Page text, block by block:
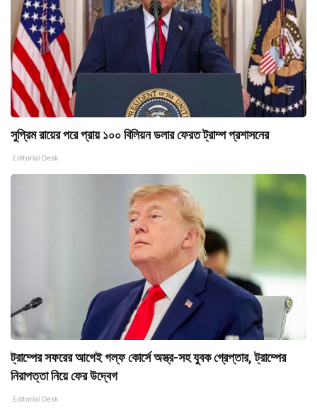
সুপ্রিম রায়ের পরে প্রায় ১০০ বিলিয়ন ডলার ফেরত ট্রাম্প প্রশাসনের
Editorial Desk
ট্রাম্পের সফরের আগেই গল্‌ফ কোর্সে অস্ত্র-সহ যুবক গ্রেপ্তার, ট্রাম্পের
নিরাপত্তা নিয়ে ফের উদ্বেগ
Editorial Desk